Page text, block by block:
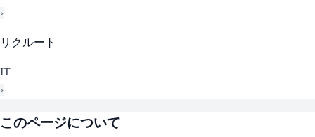
›
リクルート
IT
›
このページについて